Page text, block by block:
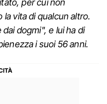
per cui non
vita di qualcun altro.
dogmi", e lui ha di
i suoi 56 anni.